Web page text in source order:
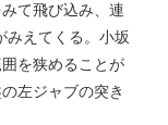
て飛び込み、連
みえてくる。小坂
を狭めることが
左ジャブの突き